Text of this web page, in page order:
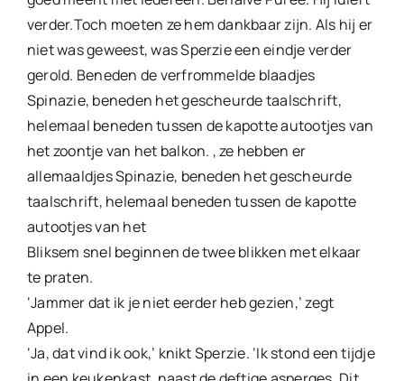
verder.Toch moeten ze hem dankbaar zijn. Als hij er
niet was geweest, was Sperzie een eindje verder
gerold. Beneden de verfrommelde blaadjes
Spinazie, beneden het gescheurde taalschrift,
helemaal beneden tussen de kapotte autootjes van
het zoontje van het balkon. , ze hebben er
allemaaldjes Spinazie, beneden het gescheurde
taalschrift, helemaal beneden tussen de kapotte
autootjes van het
Bliksem snel beginnen de twee blikken met elkaar
te praten.
‘Jammer dat ik je niet eerder heb gezien,’ zegt
Appel.
‘Ja, dat vind ik ook,’ knikt Sperzie. ‘Ik stond een tijdje